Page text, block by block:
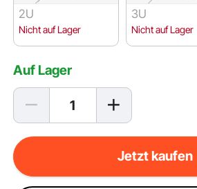
2U
Nicht auf Lager
3U
Nicht auf Lager
Auf Lager
Jetzt kaufen